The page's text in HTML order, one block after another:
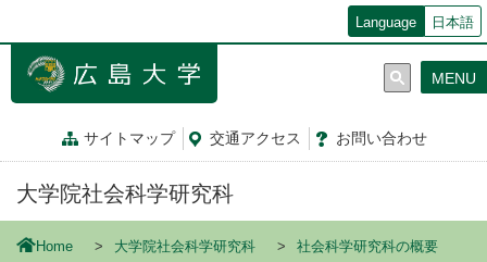
ン
Language 日本語
サイトマップ 交通アクセス お問い合わせ
MENU
大学院社会科学研究科
Home 大学院社会科学研究科 社会科学研究科の概要